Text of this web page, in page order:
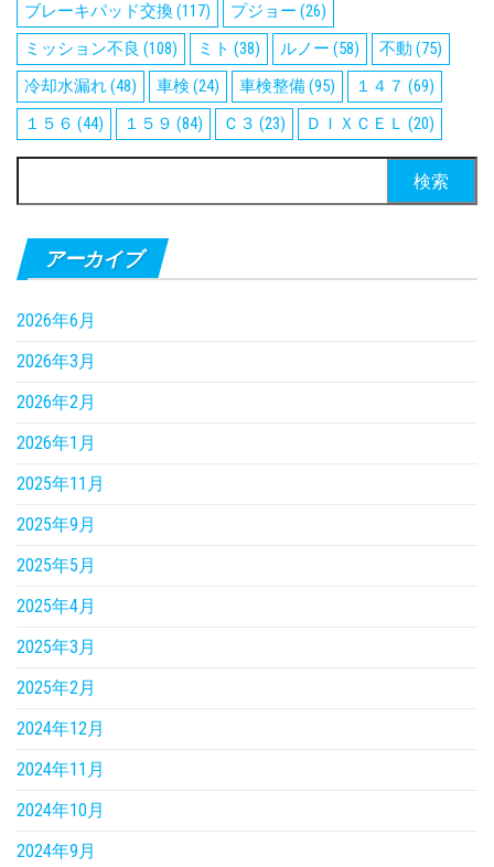
ブレーキパッド交換(117) プジョー (26)
ミッション不良 (108) ミト (38) ルノー (58) 不動 (75)
冷却水漏れ(48) 車検 (24) 車検整備(95) １４７ (69)
１５６ (44) １５９ (84) Ｃ３ (23) ＤＩＸＣＥＬ (20)
索:
アーカイブ
2026年6月
2026年3月
2026年2月
2026年1月
2025年11月
2025年9月
2025年5月
2025年4月
2025年3月
2025年2月
2024年12月
2024年11月
2024年10月
2024年9月